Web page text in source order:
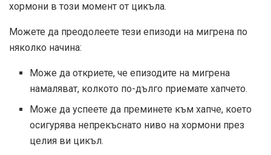
хормони в този момент от цикъла.
Можете да преодолеете тези епизоди на мигрена по
няколко начина:
Може да откриете, че епизодите на мигрена
намаляват, колкото по-дълго приемате хапчето.
Може да успеете да преминете към хапче, което
осигурява непрекъснато ниво на хормони през
целия ви цикъл.